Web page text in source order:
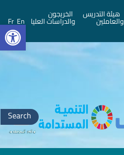
هيئة التدريس
والعاملين
الخريجون
والدراسات العليا En
Fr
Search
for: